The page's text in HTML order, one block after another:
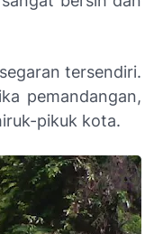
tersendiri.
pemandangan,
pikuk kota.